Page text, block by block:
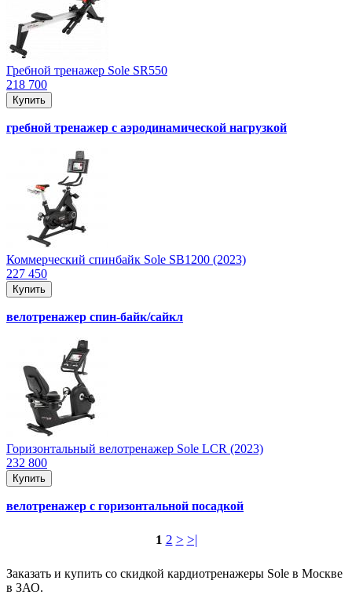
Гребной тренажер Sole SR550
218 700
Купить
гребной тренажер с аэродинамической нагрузкой
Коммерческий спинбайк Sole SB1200 (2023)
227 450
Купить
велотренажер спин-байк/сайкл
Горизонтальный велотренажер Sole LCR (2023)
232 800
Купить
велотренажер с горизонтальной посадкой
1 2 > >|
Заказать и купить со скидкой кардиотренажеры Sole в Москве
в ЗАО.